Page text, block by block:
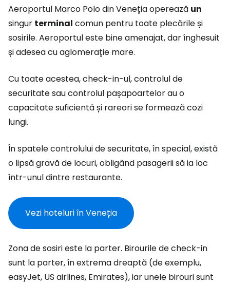
Aeroportul Marco Polo din Veneția operează un
singur terminal comun pentru toate plecările și
sosirile. Aeroportul este bine amenajat, dar înghesuit
și adesea cu aglomerație mare.
Cu toate acestea, check-in-ul, controlul de
securitate sau controlul pașapoartelor au o
capacitate suficientă și rareori se formează cozi
lungi.
În spatele controlului de securitate, în special, există
o lipsă gravă de locuri, obligând pasagerii să ia loc
într-unul dintre restaurante.
Vezi hoteluri în Veneția
Zona de sosiri este la parter. Birourile de check-in
sunt la parter, în extrema dreaptă (de exemplu,
easyJet, US airlines, Emirates), iar unele birouri sunt